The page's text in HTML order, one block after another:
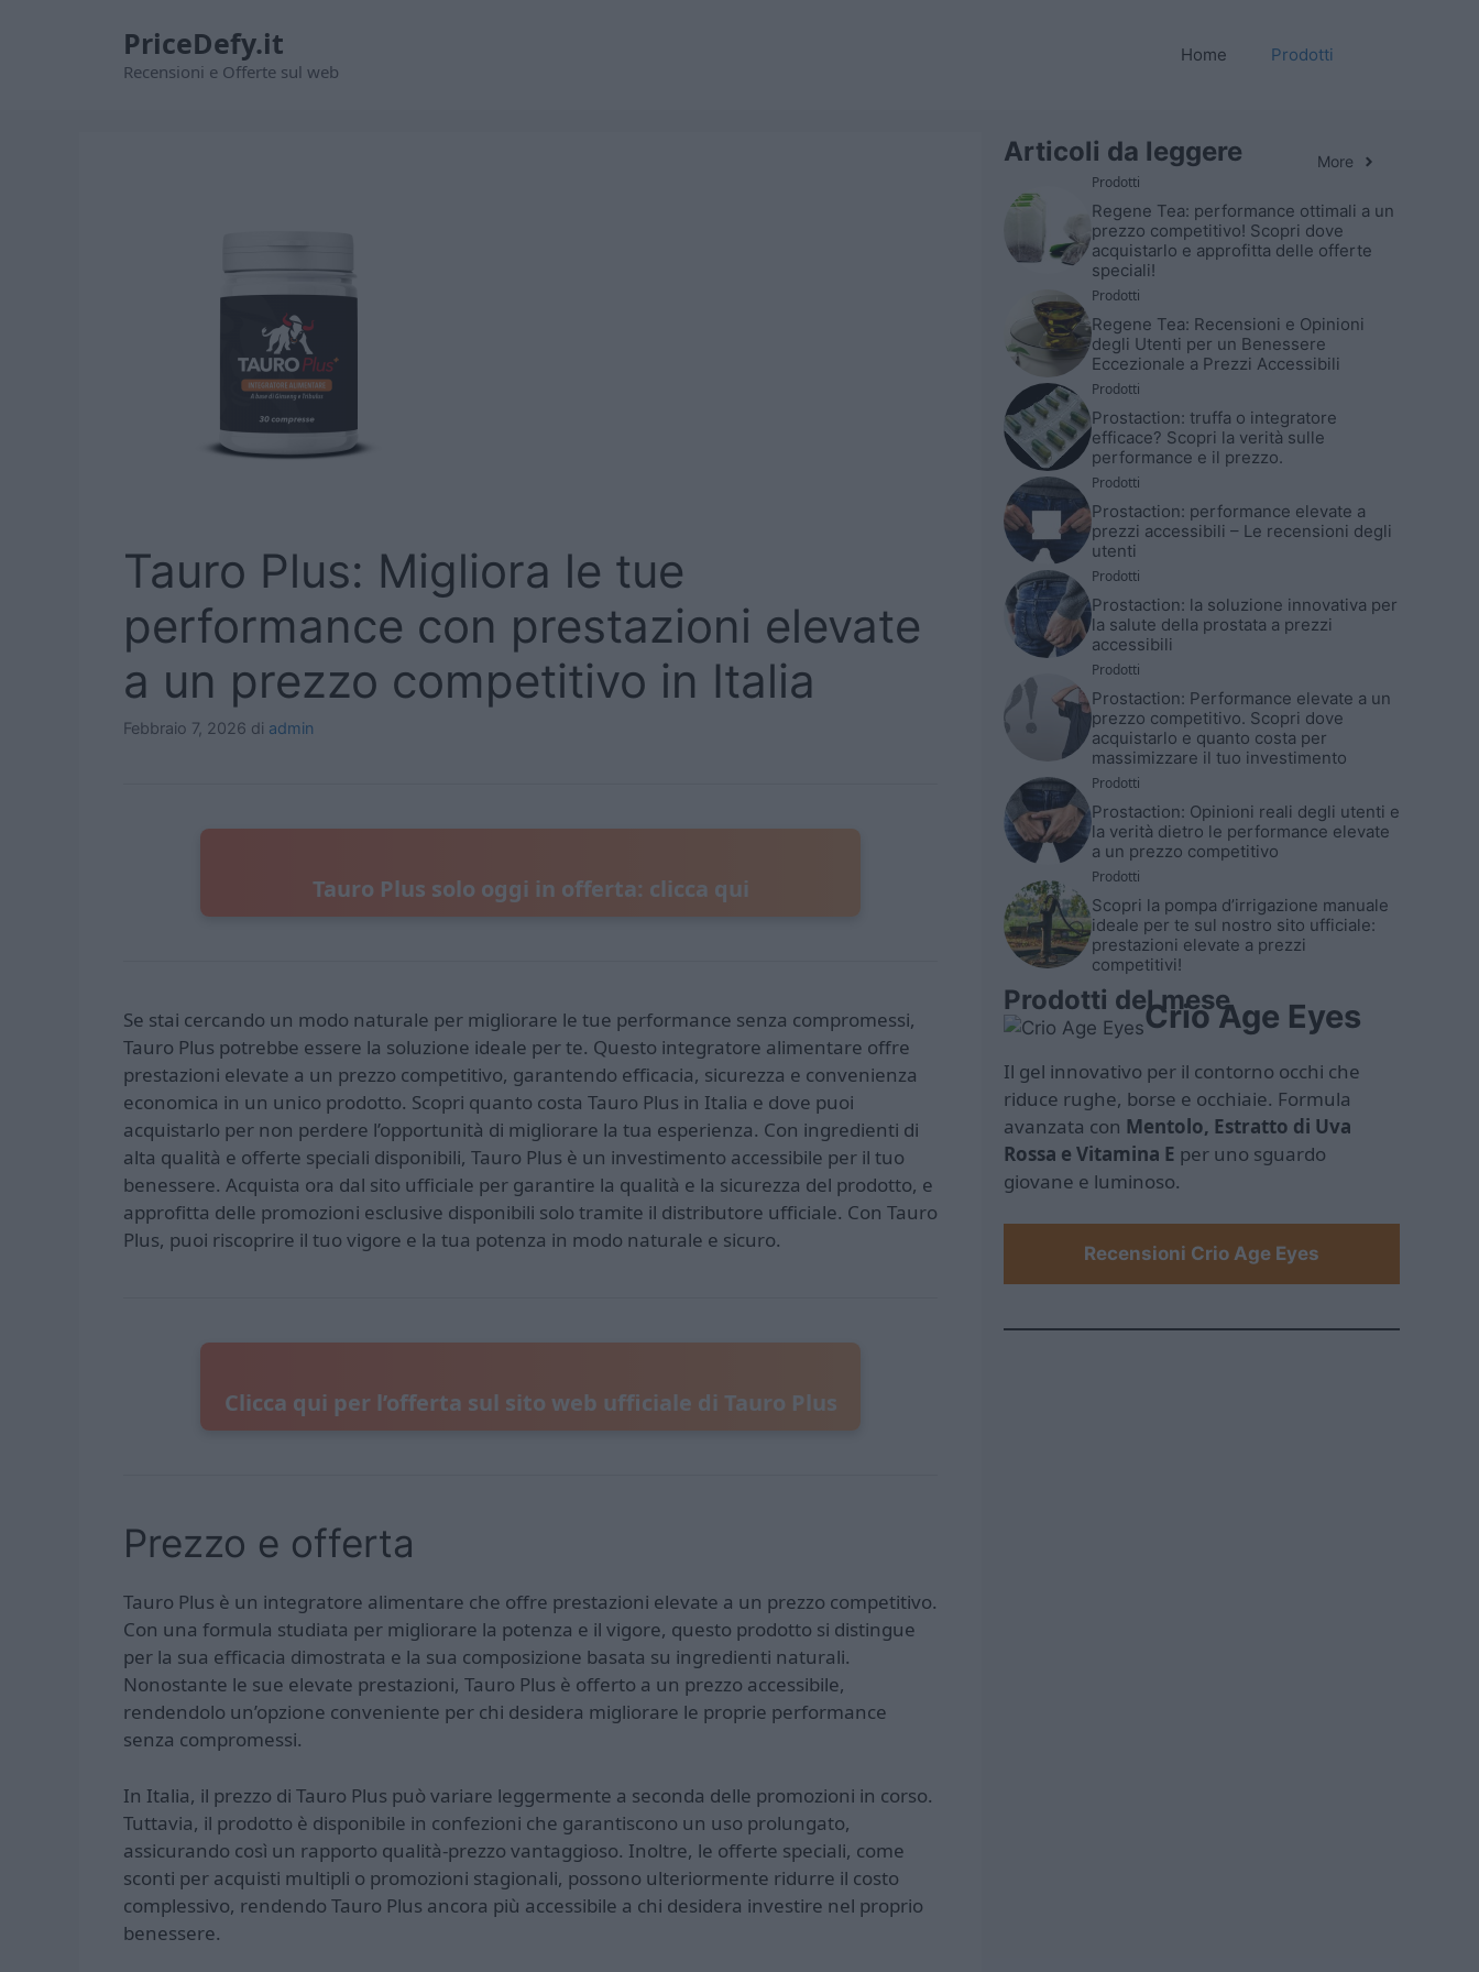
PriceDefy.it
Recensioni e Offerte sul web
Home Prodotti
Tauro Plus: Migliora le tue
performance con prestazioni elevate
a un prezzo competitivo in Italia
Febbraio 7, 2026 di admin
Tauro Plus solo oggi in offerta: clicca qui
Se stai cercando un modo naturale per migliorare le tue performance senza compromessi,
Tauro Plus potrebbe essere la soluzione ideale per te. Questo integratore alimentare offre
prestazioni elevate a un prezzo competitivo, garantendo efficacia, sicurezza e convenienza
economica in un unico prodotto. Scopri quanto costa Tauro Plus in Italia e dove puoi
acquistarlo per non perdere l’opportunità di migliorare la tua esperienza. Con ingredienti di
alta qualità e offerte speciali disponibili, Tauro Plus è un investimento accessibile per il tuo
benessere. Acquista ora dal sito ufficiale per garantire la qualità e la sicurezza del prodotto, e
approfitta delle promozioni esclusive disponibili solo tramite il distributore ufficiale. Con Tauro
Plus, puoi riscoprire il tuo vigore e la tua potenza in modo naturale e sicuro.
Clicca qui per l’offerta sul sito web ufficiale di Tauro Plus
Prezzo e offerta
Tauro Plus è un integratore alimentare che offre prestazioni elevate a un prezzo competitivo.
Con una formula studiata per migliorare la potenza e il vigore, questo prodotto si distingue
per la sua efficacia dimostrata e la sua composizione basata su ingredienti naturali.
Nonostante le sue elevate prestazioni, Tauro Plus è offerto a un prezzo accessibile,
rendendolo un’opzione conveniente per chi desidera migliorare le proprie performance
senza compromessi.
In Italia, il prezzo di Tauro Plus può variare leggermente a seconda delle promozioni in corso.
Tuttavia, il prodotto è disponibile in confezioni che garantiscono un uso prolungato,
assicurando così un rapporto qualità-prezzo vantaggioso. Inoltre, le offerte speciali, come
sconti per acquisti multipli o promozioni stagionali, possono ulteriormente ridurre il costo
complessivo, rendendo Tauro Plus ancora più accessibile a chi desidera investire nel proprio
benessere.
Articoli da leggere
More
Prodotti
Regene Tea: performance ottimali a un
prezzo competitivo! Scopri dove
acquistarlo e approfitta delle offerte
speciali!
Prodotti
Regene Tea: Recensioni e Opinioni
degli Utenti per un Benessere
Eccezionale a Prezzi Accessibili
Prodotti
Prostaction: truffa o integratore
efficace? Scopri la verità sulle
performance e il prezzo.
Prodotti
Prostaction: performance elevate a
prezzi accessibili – Le recensioni degli
utenti
Prodotti
Prostaction: la soluzione innovativa per
la salute della prostata a prezzi
accessibili
Prodotti
Prostaction: Performance elevate a un
prezzo competitivo. Scopri dove
acquistarlo e quanto costa per
massimizzare il tuo investimento
Prodotti
Prostaction: Opinioni reali degli utenti e
la verità dietro le performance elevate
a un prezzo competitivo
Prodotti
Scopri la pompa d’irrigazione manuale
ideale per te sul nostro sito ufficiale:
prestazioni elevate a prezzi
competitivi!
Prodotti del meseCrio Age Eyes
Il gel innovativo per il contorno occhi che
riduce rughe, borse e occhiaie. Formula
avanzata con Mentolo, Estratto di Uva
Rossa e Vitamina E per uno sguardo
giovane e luminoso.
Recensioni Crio Age Eyes